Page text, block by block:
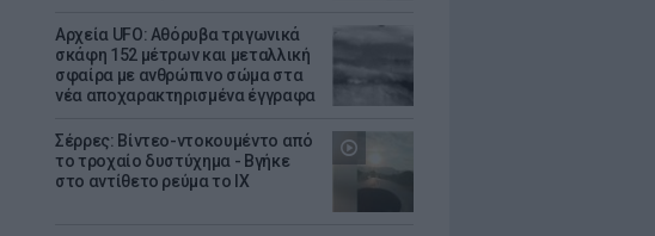
Αρχεία UFO: Αθόρυβα τριγωνικά
σκάφη 152 μέτρων και μεταλλική
σφαίρα με ανθρώπινο σώμα στα
νέα αποχαρακτηρισμένα έγγραφα
Σέρρες: Βίντεο-ντοκουμέντο από
το τροχαίο δυστύχημα - Βγήκε
στο αντίθετο ρεύμα το ΙΧ